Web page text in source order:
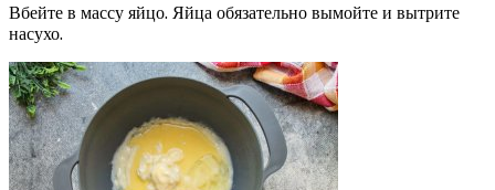
Вбейте в массу яйцо. Яйца обязательно вымойте и вытрите
насухо.